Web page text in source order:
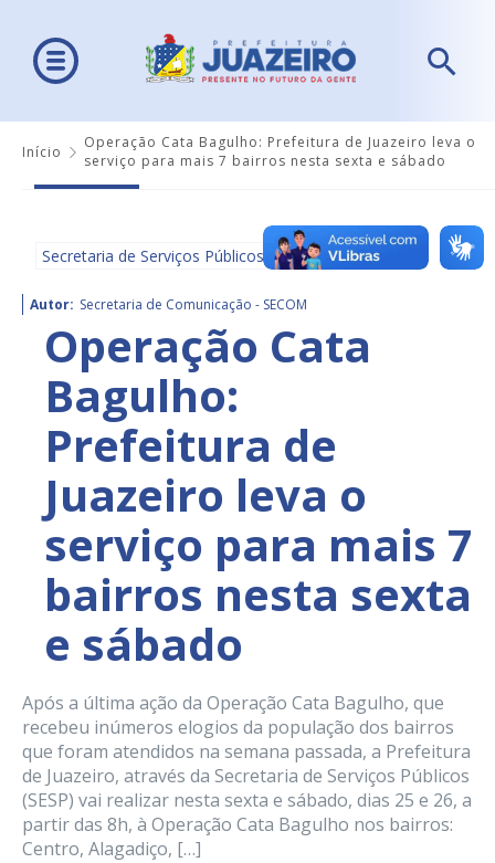
Início
Operação Cata Bagulho: Prefeitura de Juazeiro leva o
serviço para mais 7 bairros nesta sexta e sábado
Secretaria de Serviços Públicos
Autor: Secretaria de Comunicação - SECOM
Operação Cata
Bagulho:
Prefeitura de
Juazeiro leva o
serviço para mais 7
bairros nesta sexta
e sábado
Após a última ação da Operação Cata Bagulho, que
recebeu inúmeros elogios da população dos bairros
que foram atendidos na semana passada, a Prefeitura
de Juazeiro, através da Secretaria de Serviços Públicos
(SESP) vai realizar nesta sexta e sábado, dias 25 e 26, a
partir das 8h, à Operação Cata Bagulho nos bairros:
Centro, Alagadiço, […]